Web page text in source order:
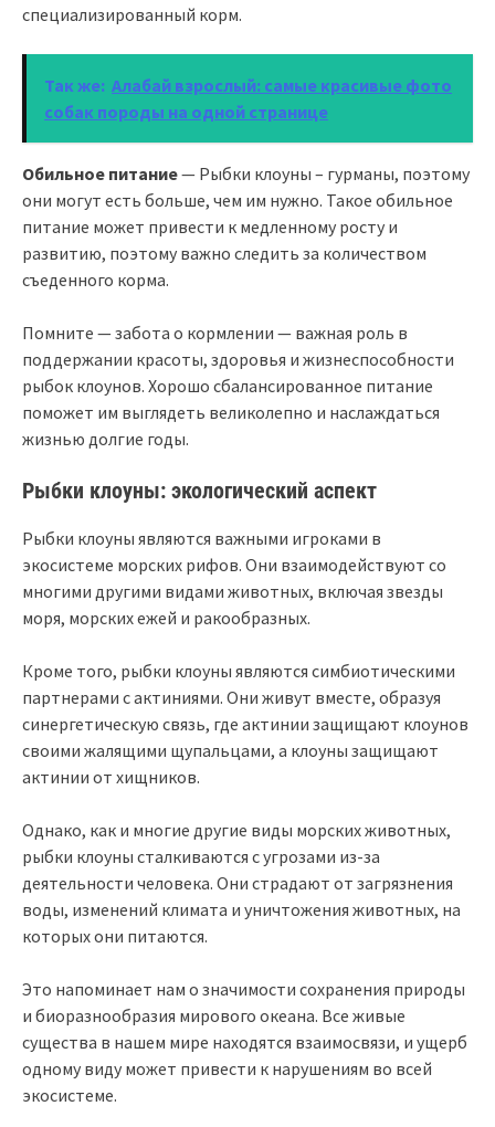
специализированный корм.
Так же: Алабай взрослый: самые красивые фото
собак породы на одной странице
Обильное питание— Рыбки клоуны – гурманы, поэтому
они могут есть больше, чем им нужно. Такое обильное
питание может привести к медленному росту и
развитию, поэтому важно следить за количеством
съеденного корма.
Помните — забота о кормлении — важная роль в
поддержании красоты, здоровья и жизнеспособности
рыбок клоунов. Хорошо сбалансированное питание
поможет им выглядеть великолепно и наслаждаться
жизнью долгие годы.
Рыбки клоуны: экологический аспект
Рыбки клоуны являются важными игроками в
экосистеме морских рифов. Они взаимодействуют со
многими другими видами животных, включая звезды
моря, морских ежей и ракообразных.
Кроме того, рыбки клоуны являются симбиотическими
партнерами с актиниями. Они живут вместе, образуя
синергетическую связь, где актинии защищают клоунов
своими жалящими щупальцами, а клоуны защищают
актинии от хищников.
Однако, как и многие другие виды морских животных,
рыбки клоуны сталкиваются с угрозами из-за
деятельности человека. Они страдают от загрязнения
воды, изменений климата и уничтожения животных, на
которых они питаются.
Это напоминает нам о значимости сохранения природы
и биоразнообразия мирового океана. Все живые
существа в нашем мире находятся взаимосвязи, и ущерб
одному виду может привести к нарушениям во всей
экосистеме.